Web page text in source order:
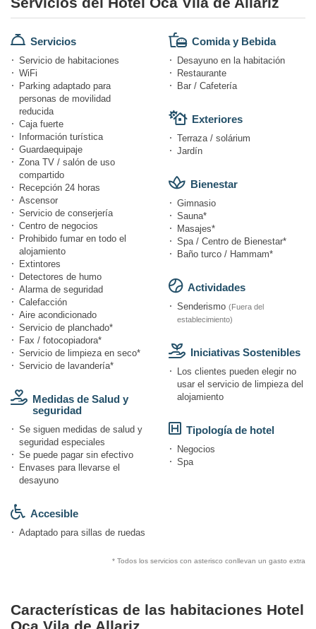
Servicios
Servicio de habitaciones
WiFi
Parking adaptado para
personas de movilidad
reducida
Caja fuerte
Información turística
Guardaequipaje
Zona TV / salón de uso
compartido
Recepción 24 horas
Ascensor
Servicio de conserjería
Centro de negocios
Prohibido fumar en todo el
alojamiento
Extintores
Detectores de humo
Alarma de seguridad
Calefacción
Aire acondicionado
Servicio de planchado*
Fax / fotocopiadora*
Servicio de limpieza en seco*
Servicio de lavandería*
Medidas de Salud y
seguridad
Se siguen medidas de salud y
seguridad especiales
Se puede pagar sin efectivo
Envases para llevarse el
desayuno
Accesible
Adaptado para sillas de ruedas
Comida y Bebida
Desayuno en la habitación
Restaurante
Bar / Cafetería
Exteriores
Terraza / solárium
Jardín
Bienestar
Gimnasio
Sauna*
Masajes*
Spa / Centro de Bienestar*
Baño turco / Hammam*
Actividades
Senderismo (Fuera del
establecimiento)
Iniciativas Sostenibles
Los clientes pueden elegir no
usar el servicio de limpieza del
alojamiento
Tipología de hotel
Negocios
Spa
* Todos los servicios con asterisco conllevan un gasto extra
Características de las habitaciones Hotel